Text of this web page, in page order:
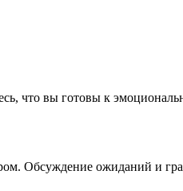
что вы готовы к
Обсуждение ожиданий и